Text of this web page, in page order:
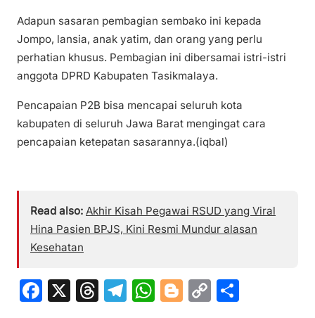
Adapun sasaran pembagian sembako ini kepada
Jompo, lansia, anak yatim, dan orang yang perlu
perhatian khusus. Pembagian ini dibersamai istri-istri
anggota DPRD Kabupaten Tasikmalaya.
Pencapaian P2B bisa mencapai seluruh kota
kabupaten di seluruh Jawa Barat mengingat cara
pencapaian ketepatan sasarannya.(iqbal)
Read also: Akhir Kisah Pegawai RSUD yang Viral
Hina Pasien BPJS, Kini Resmi Mundur alasan
Kesehatan
F
X
T
T
W Bl C